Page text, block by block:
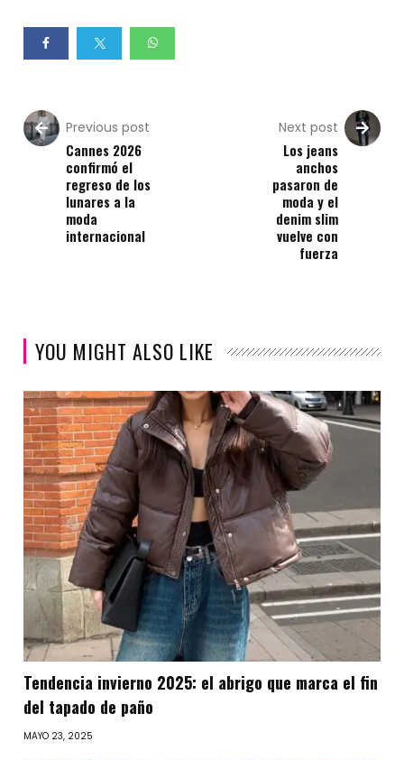
Previous post
Cannes 2026
confirmó el
regreso de los
lunares a la
moda
internacional
Next post
Los jeans
anchos
pasaron de
moda y el
denim slim
vuelve con
fuerza
YOU MIGHT ALSO LIKE
Tendencia invierno 2025: el abrigo que marca el fin
del tapado de paño
MAYO 23, 2025